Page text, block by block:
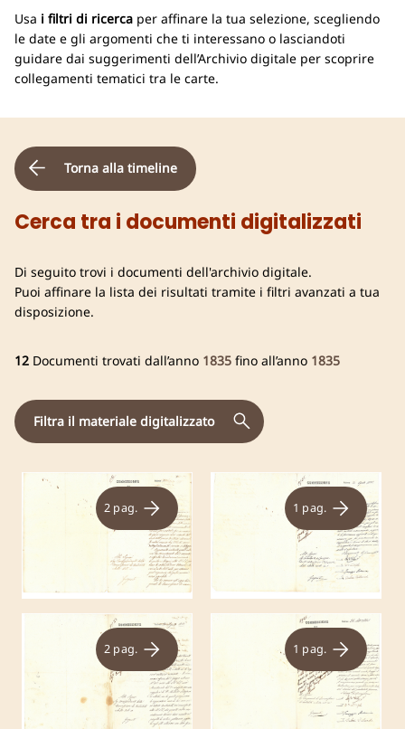
Usa i filtri di ricerca per affinare la tua selezione, scegliendo
le date e gli argomenti che ti interessano o lasciandoti
guidare dai suggerimenti dell’Archivio digitale per scoprire
collegamenti tematici tra le carte.
Torna alla timeline
Cerca tra i documenti digitalizzati
Di seguito trovi i documenti dell'archivio digitale.
Puoi affinare la lista dei risultati tramite i filtri avanzati a tua
disposizione.
12 Documenti trovati dall’anno 1835 fino all’anno 1835
Filtra il materiale digitalizzato
2 pag. 1 pag.
2 pag. 1 pag.